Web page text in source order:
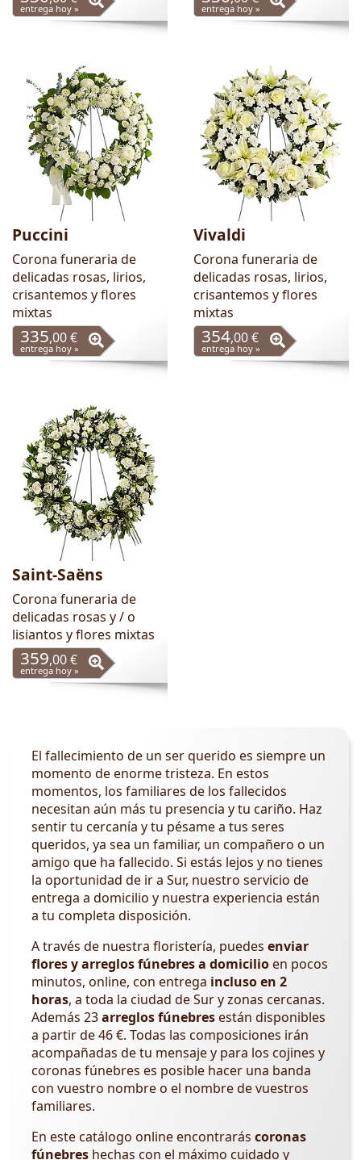
entrega hoy » entrega hoy »
Puccini
Corona funeraria de
delicadas rosas, lirios,
crisantemos y flores
mixtas
335,00 €
entrega hoy »
Vivaldi
Corona funeraria de
delicadas rosas, lirios,
crisantemos y flores
mixtas
354,00 €
entrega hoy »
Saint-Saëns
Corona funeraria de
delicadas rosas y / o
lisiantos y flores mixtas
359,00 €
entrega hoy »
El fallecimiento de un ser querido es siempre un
momento de enorme tristeza. En estos
momentos, los familiares de los fallecidos
necesitan aún más tu presencia y tu cariño. Haz
sentir tu cercanía y tu pésame a tus seres
queridos, ya sea un familiar, un compañero o un
amigo que ha fallecido. Si estás lejos y no tienes
la oportunidad de ir a Sur, nuestro servicio de
entrega a domicilio y nuestra experiencia están
a tu completa disposición.
A través de nuestra floristería, puedes enviar
flores y arreglos fúnebres a domicilioen pocos
minutos, online, con entrega incluso en 2
horas, a toda la ciudad de Sur y zonas cercanas.
Además 23arreglos fúnebresestán disponibles
a partir de 46 €. Todas las composiciones irán
acompañadas de tu mensaje y para los cojines y
coronas fúnebres es posible hacer una banda
con vuestro nombre o el nombre de vuestros
familiares.
En este catálogo online encontrarás coronas
fúnebres hechas con el máximo cuidado y